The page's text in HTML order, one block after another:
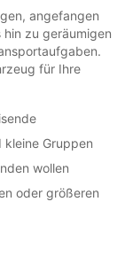
angefangen
zu geräumigen
für Ihre
kleine Gruppen
wollen
oder größeren